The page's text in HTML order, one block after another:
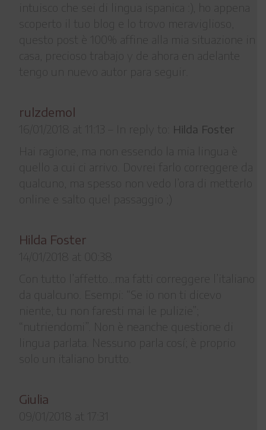
intuisco che sei di lingua ispanica :), ho appena
scoperto il tuo blog e lo trovo meraviglioso,
questo post è 100% affine alla mia situazione in
casa, precioso trabajo y de ahora en adelante
tengo un nuevo autor para seguir.
rulzdemol
16/01/2018 at 11:13 In reply to: Hilda Foster
Hai ragione, ma non essendo la mia lingua è
quello a cui ci arrivo. Dovrei farlo correggere da
qualcuno, ma spesso non vedo l’ora di metterlo
online e salto quel passaggio ;)
Hilda Foster
14/01/2018 at 00:38
Con tutto l’affetto…ma fatti correggere l’italiano
da qualcuno. Esempi: “Se io non ti dicevo
niente, tu non faresti mai le pulizie”;
“nutriendomi”. Non è neanche questione di
lingua parlata. Nessuno parla cosí; è proprio
solo un italiano brutto.
Giulia
09/01/2018 at 17:31